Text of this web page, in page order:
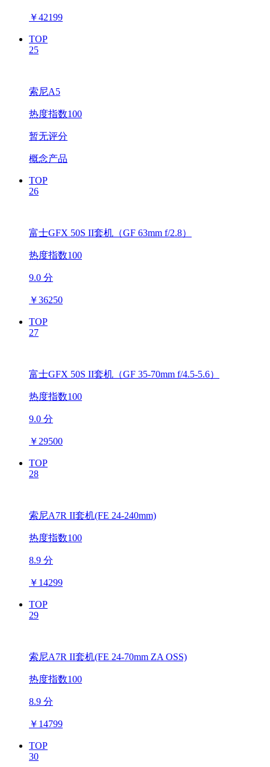
￥42199
TOP
25
索尼A5
热度指数100
暂无评分
概念产品
TOP
26
富士GFX 50S II套机（GF 63mm f/2.8）
热度指数100
9.0 分
￥36250
TOP
27
富士GFX 50S II套机（GF 35-70mm f/4.5-5.6）
热度指数100
9.0 分
￥ 29500
TOP
28
索尼A7R II套机(FE 24-240mm)
热度指数100
8.9 分
￥ 14299
TOP
29
索尼A7R II套机(FE 24-70mm ZA OSS)
热度指数100
8.9 分
￥ 14799
TOP
30